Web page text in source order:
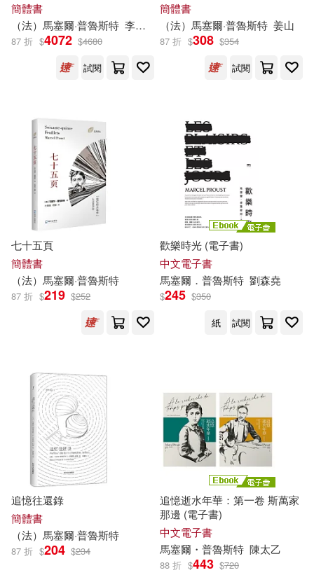
簡體書
（法） 馬塞爾·普魯斯特 李恆基
87 折 $4072 $4680
試閱
簡體書
（法） 馬塞爾·普魯斯特 姜山
87 折 $308 $354
試閱
七十五頁
簡體書
（法） 馬塞爾·普魯斯特
87 折 $219 $252
歡樂時光 (電子書)
中文電子書
馬塞爾 ． 普魯斯特 劉森堯
$245 $350
紙
試閱
追憶往還錄
簡體書
（法） 馬塞爾·普魯斯特
87 折 $204 $234
追憶逝水年華：第一卷 斯萬家
那邊 (電子書)
中文電子書
馬塞爾 ・ 普魯斯特 陳太乙
88 折 $443 $720